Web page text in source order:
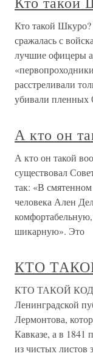
Кто такой Шкуро?
сражалась с
лучшие офицеры
расстреливали
убивали пленных
А кто он
А кто он такой
существовал
так: «В
человека Ален
шикарную». Это
КТО
КТО ТАКОЙ
Ленинградской
Лермонтова,
Кавказе, а в 1841
из чистых